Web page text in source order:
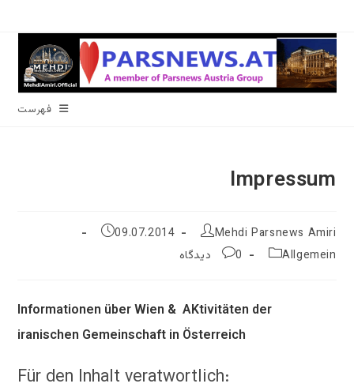
محتوا
فهرست
Impressum
نویسندهٔ
Mehdi Parsnews Amiri
نوشته
09.07.2014
دسته‌
Allgemein
نظرات
0 دیدگاه
Informationen über Wien & AKtivitäten der
iranischen Gemeinschaft in Österreich
Für den Inhalt veratwortlich: